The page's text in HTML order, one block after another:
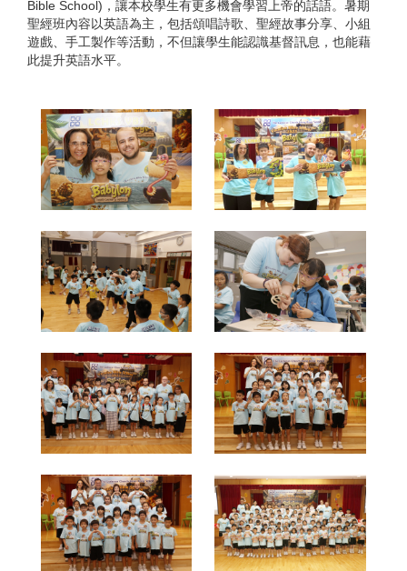
Bible School)，讓本校學生有更多機會學習上帝的話語。暑期
聖經班內容以英語為主，包括頌唱詩歌、聖經故事分享、小組
遊戲、手工製作等活動，不但讓學生能認識基督訊息，也能藉
此提升英語水平。